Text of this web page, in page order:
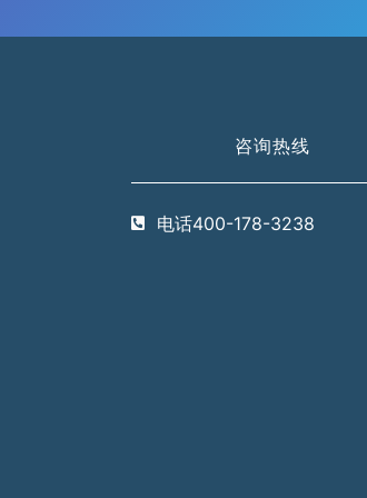
咨询热线
电话400-178-3238